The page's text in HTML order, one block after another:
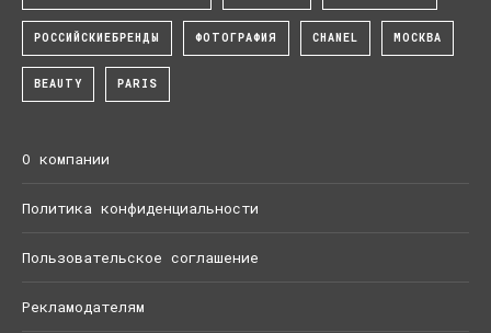
РОССИЙСКИЕБРЕНДЫ ФОТОГРАФИЯ CHANEL МОСКВА
BEAUTY PARIS
О компании
Политика конфиденциальности
Пользовательское соглашение
Рекламодателям